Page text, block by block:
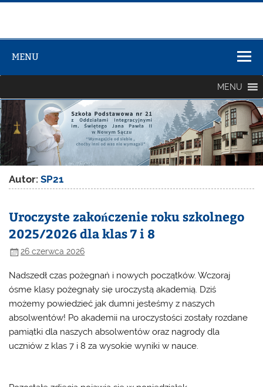
Szkolno-
Przedszkolny
nr 3
MENU
MENU
Autor:SP21
Uroczyste zakończenie roku szkolnego
2025/2026 dla klas 7 i 8
26 czerwca 2026
Nadszedł czas pożegnań i nowych początków. Wczoraj
ósme klasy pożegnały się uroczystą akademią. Dziś
możemy powiedzieć jak dumni jesteśmy z naszych
absolwentów! Po akademii na uroczystości zostały rozdane
pamiątki dla naszych absolwentów oraz nagrody dla
uczniów z klas 7 i 8 za wysokie wyniki w nauce.